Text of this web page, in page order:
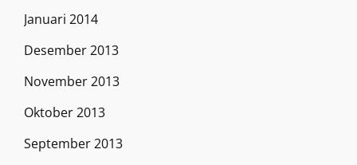
Januari 2014
Desember 2013
November 2013
Oktober 2013
September 2013